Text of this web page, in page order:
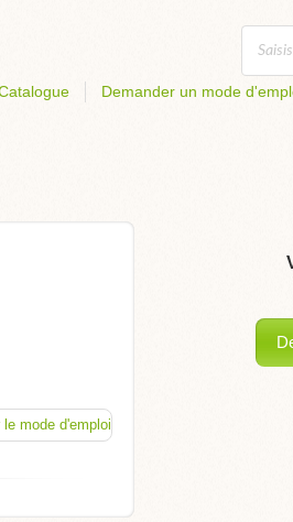
Demander un mode
mode d'emploi